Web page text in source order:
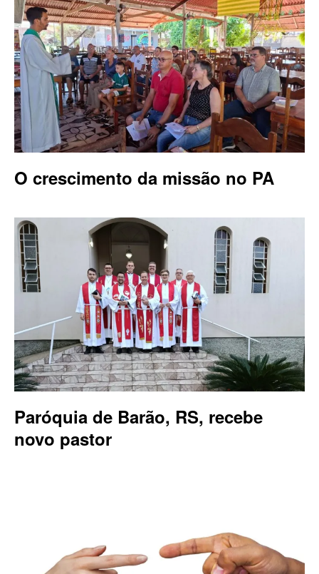
O crescimento da missão no PA
Paróquia de Barão, RS, recebe
novo pastor